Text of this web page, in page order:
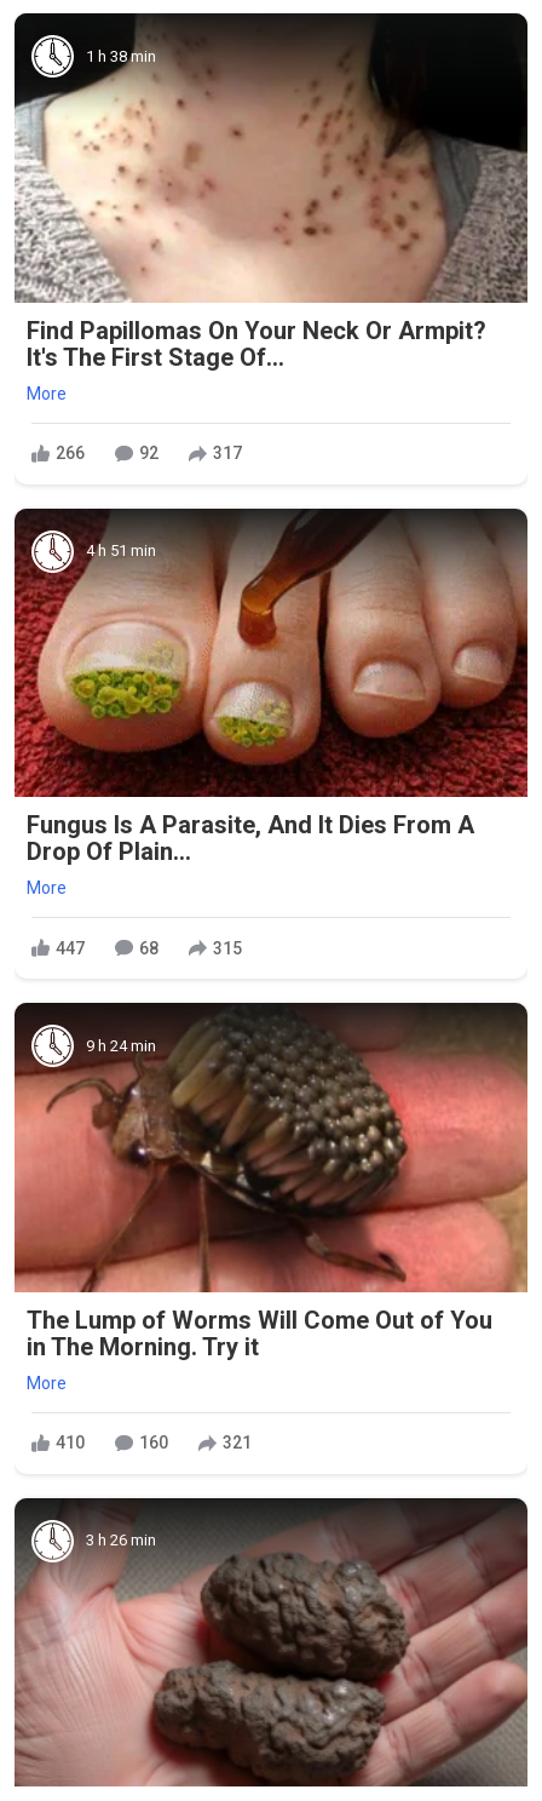
1 h 38 min
Find Papillomas On Your Neck Or Armpit?
It's The First Stage Of...
More
266 92 317
4 h 51 min
Fungus Is A Parasite, And It Dies From A
Drop Of Plain...
More
447 68 315
9 h 24 min
The Lump of Worms Will Come Out of You
in The Morning. Try it
More
410 160 321
3 h 26 min